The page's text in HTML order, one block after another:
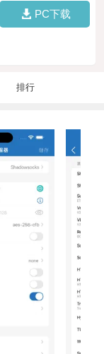
PC下载
排行